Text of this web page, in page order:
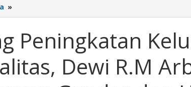
»
Peningkatan
Berkualitas,
Dewi
R.M
Arbie
Peningkatan
Dewi R.M